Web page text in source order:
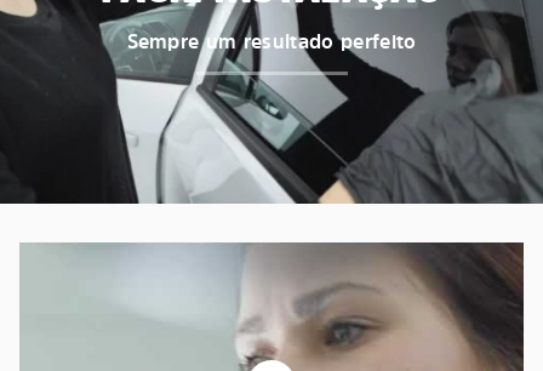
Sempre um resultado perfeito